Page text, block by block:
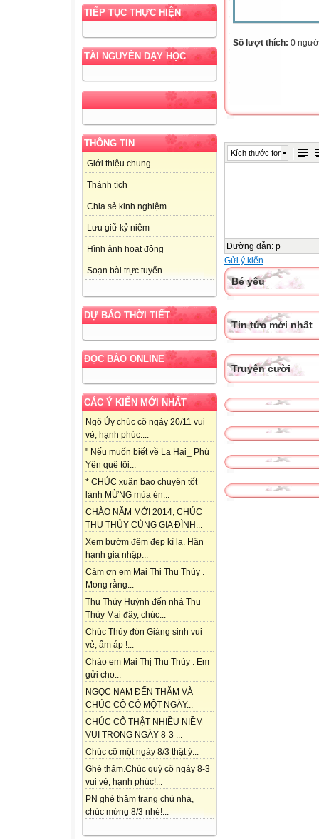
TIẾP TỤC THỰC HIỆN
TÀI NGUYÊN DẠY HỌC
THÔNG TIN
Giới thiệu chung
Thành tích
Chia sẻ kinh nghiệm
Lưu giữ kỷ niệm
Hình ảnh hoạt động
Soạn bài trực tuyến
DỰ BÁO THỜI TIẾT
ĐỌC BÁO ONLINE
CÁC Ý KIẾN MỚI NHẤT
Ngô Úy chúc cô ngày 20/11 vui
vẻ, hạnh phúc....
" Nếu muốn biết về La Hai_ Phú
Yên quê tôi...
* CHÚC xuân bao chuyện tốt
lành MỪNG mùa én...
CHÀO NĂM MỚI 2014, CHÚC
THU THỦY CÙNG GIA ĐÌNH...
Xem bướm đêm đẹp kì lạ. Hân
hạnh gia nhập...
Cám ơn em Mai Thị Thu Thủy .
Mong rằng...
Thu Thủy Huỳnh đến nhà Thu
Thủy Mai đây, chúc...
Chúc Thủy đón Giáng sinh vui
vẻ, ấm áp !...
Chào em Mai Thị Thu Thủy . Em
gửi cho...
NGỌC NAM ĐẾN THĂM VÀ
CHÚC CÔ CÓ MỘT NGÀY...
CHÚC CÔ THẬT NHIỀU NIỀM
VUI TRONG NGÀY 8-3 ...
Chúc cô một ngày 8/3 thật ý...
Ghé thăm.Chúc quý cô ngày 8-3
vui vẻ, hạnh phúc!...
PN ghé thăm trang chủ nhà,
chúc mừng 8/3 nhé!...
Số lượt thích: 0
Kích thước font
Đường dẫn: p
Gửi ý kiến
Bé yêu
Tin tức mới nhất
Truyện cười